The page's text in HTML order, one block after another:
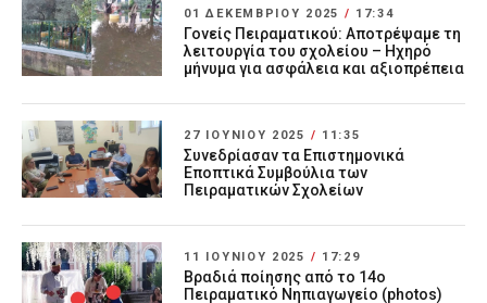
01 ΔΕΚΕΜΒΡΊΟΥ 2025 / 17:34
Γονείς Πειραματικού: Αποτρέψαμε τη
λειτουργία του σχολείου – Ηχηρό
μήνυμα για ασφάλεια και αξιοπρέπεια
27 ΙΟΥΝΊΟΥ 2025 / 11:35
Συνεδρίασαν τα Επιστημονικά
Εποπτικά Συμβούλια των
Πειραματικών Σχολείων
11 ΙΟΥΝΊΟΥ 2025 / 17:29
Βραδιά ποίησης από το 14ο
Πειραματικό Νηπιαγωγείο (photos)